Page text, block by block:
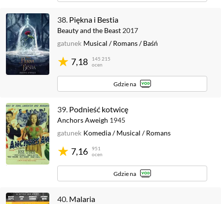
38. Piękna i Bestia
Beauty and the Beast 2017
7,18
145 215
ocen
gatunek Musical /Romans/Baśń
Gdzie na
39. Podnieść kotwicę
Anchors Aweigh 1945
7,16
951
ocen
gatunek Komedia/Musical /Romans
Gdzie na
40. Malaria